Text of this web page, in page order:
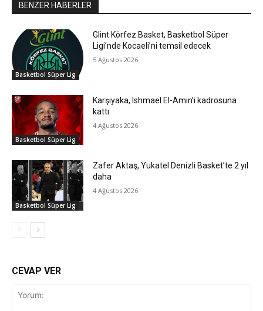
BENZER HABERLER
Basketbol Süper Lig
Glint Körfez Basket, Basketbol Süper
Ligi’nde Kocaeli’ni temsil edecek
5 Ağustos 2026
Basketbol Süper Lig
Karşıyaka, Ishmael El-Amin’i kadrosuna
kattı
4 Ağustos 2026
Basketbol Süper Lig
Zafer Aktaş, Yukatel Denizli Basket’te 2 yıl
daha
4 Ağustos 2026
CEVAP VER